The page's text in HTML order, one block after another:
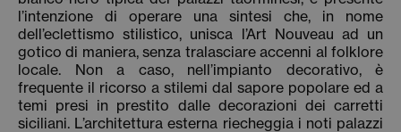
l’intenzione di operare una sintesi che, in nome
dell’eclettismo stilistico, unisca l’Art Nouveau ad un
gotico di maniera, senza tralasciare accenni al folklore
locale. Non a caso, nell’impianto decorativo, è
frequente il ricorso a stilemi dal sapore popolare ed a
temi presi in prestito dalle decorazioni dei carretti
siciliani. L’architettura esterna riecheggia i noti palazzi